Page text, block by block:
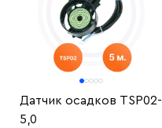
Датчик осадков TSP02-
5,0